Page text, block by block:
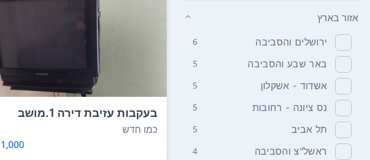
אזור בארץ
ירושלים והסביבה 6
באר שבע והסביבה 5
אשדוד - אשקלון 5
נס ציונה - רחובות 5
תל אביב 5
ראשל"צ והסביבה 4
בעקבות עזיבת דירה 1.מושב
בטיחותי מוטג ...
כמו חדש
1,000 ₪